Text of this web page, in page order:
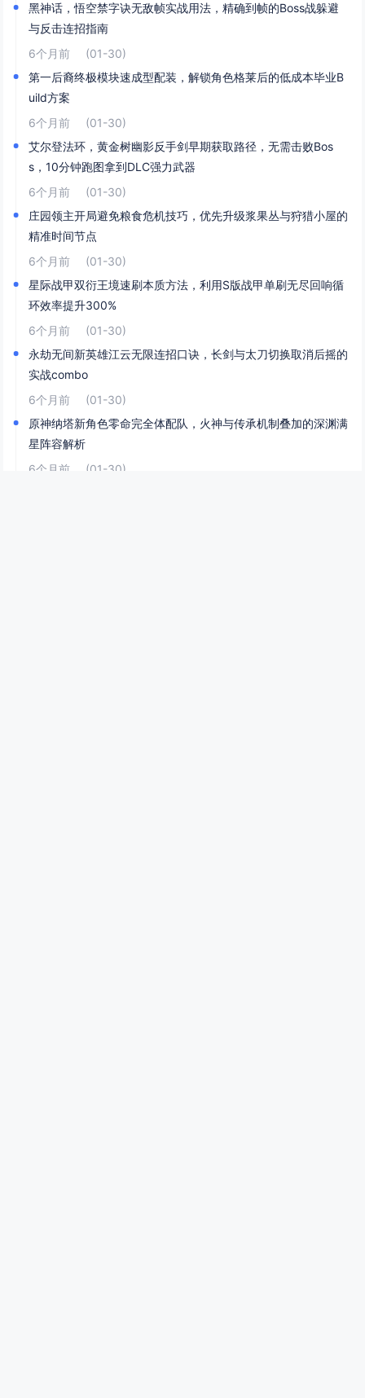
黑神话，悟空禁字诀无敌帧实战用法，精确到帧的Boss战躲避
与反击连招指南
6个月前
(01-30)
第一后裔终极模块速成型配装，解锁角色格莱后的低成本毕业B
uild方案
6个月前
(01-30)
艾尔登法环，黄金树幽影反手剑早期获取路径，无需击败Bos
s，10分钟跑图拿到DLC强力武器
6个月前
(01-30)
庄园领主开局避免粮食危机技巧，优先升级浆果丛与狩猎小屋的
精准时间节点
6个月前
(01-30)
星际战甲双衍王境速刷本质方法，利用S版战甲单刷无尽回响循
环效率提升300%
6个月前
(01-30)
永劫无间新英雄江云无限连招口诀，长剑与太刀切换取消后摇的
实战combo
6个月前
(01-30)
原神纳塔新角色零命完全体配队，火神与传承机制叠加的深渊满
星阵容解析
6个月前
(01-30)